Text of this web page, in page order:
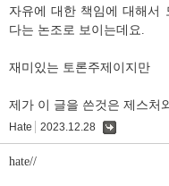
자유에 대한 책임에 대해서
다는 논조로 보이는데요.
재미있는 토론주제이지만
제가 이 글을 쓴것은 제스처
Hate 2023.12.28
hate//